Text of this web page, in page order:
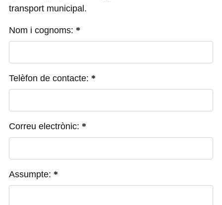
transport municipal.
Nom i cognoms:
Telèfon de contacte:
Correu electrònic:
Assumpte: